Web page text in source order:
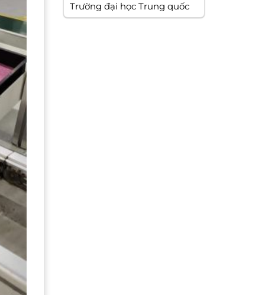
Trường đại học Trung quốc